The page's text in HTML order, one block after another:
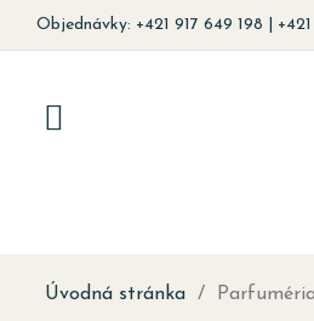
Objednávky: +421 917 649 198 |
Úvodná stránka Parfuméria